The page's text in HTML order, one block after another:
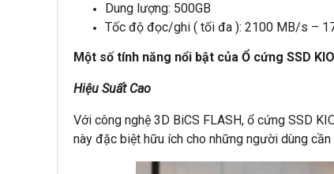
Dung lượng: 500GB
Tốc độ đọc/ghi ( tối đa ): 2100 MB/s –
Một số tính năng nổi bật của Ổ cứng SSD
Hiệu Suất Cao
Với công nghệ 3D BiCS FLASH, ổ cứng SSD
này đặc biệt hữu ích cho những người dùng